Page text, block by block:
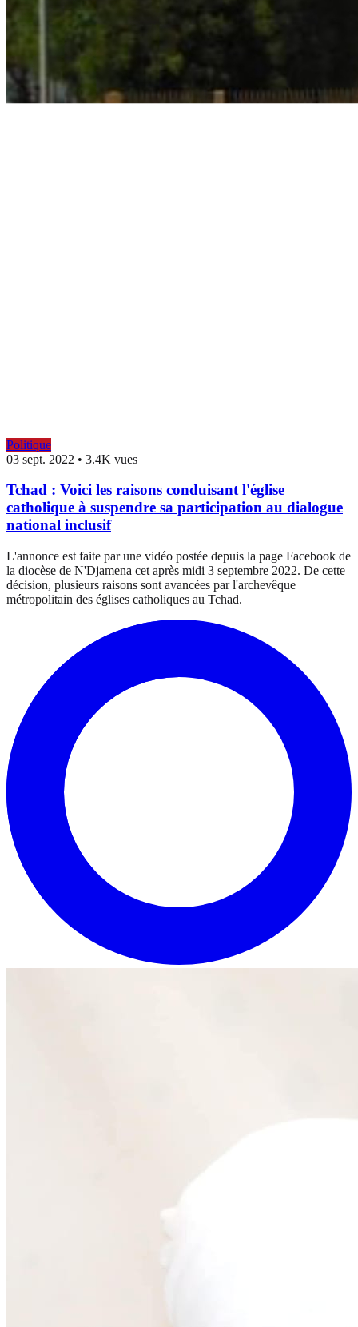
Politique
03 sept. 2022 • 3.4K vues
Tchad : Voici les raisons conduisant l'église
catholique à suspendre sa participation au dialogue
national inclusif
L'annonce est faite par une vidéo postée depuis la page Facebook de
la diocèse de N'Djamena cet après midi 3 septembre 2022. De cette
décision, plusieurs raisons sont avancées par l'archevêque
métropolitain des églises catholiques au Tchad.